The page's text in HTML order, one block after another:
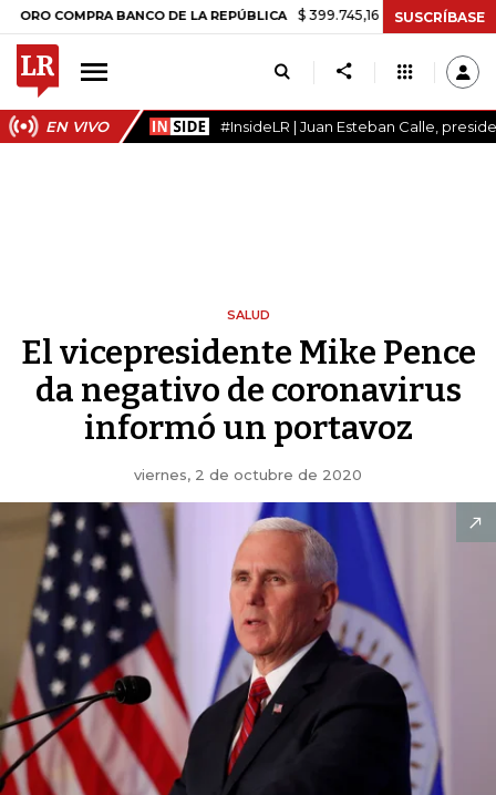
BANCO DE LA REPÚBLICA $ 399.745,16 +$ 2.295,71 +0,58%
SUSCRÍBASE
EN VIVO #InsideLR | Juan Esteban Calle,
SALUD
El vicepresidente Mike Pence
da negativo de coronavirus
informó un portavoz
viernes, 2 de octubre de 2020